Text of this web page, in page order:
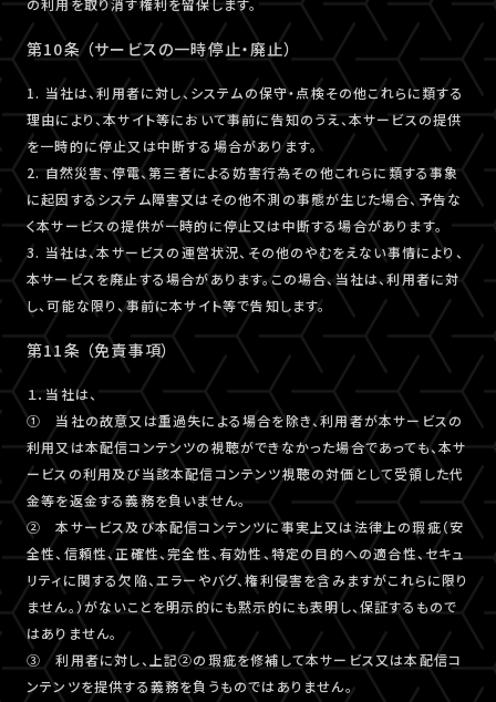
の利用を取り消す権利を留保します。
第10条 （サービスの一時停止・廃止）
1. 当社は、利用者に対し、システムの保守・点検その他これらに類する
理由により、本サイト等において事前に告知のうえ、本サービスの提供
を一時的に停止又は中断する場合があります。
2. 自然災害、停電、第三者による妨害行為その他これらに類する事象
に起因するシステム障害又はその他不測の事態が生じた場合、予告な
く本サービスの提供が一時的に停止又は中断する場合があります。
3. 当社は、本サービスの運営状況、その他のやむをえない事情により、
本サービスを廃止する場合があります。この場合、当社は、利用者に対
し、可能な限り、事前に本サイト等で告知します。
第11条 （免責事項）
１．当社は、
① 当社の故意又は重過失による場合を除き、利用者が本サービスの
利用又は本配信コンテンツの視聴ができなかった場合であっても、本サ
ービスの利用及び当該本配信コンテンツ視聴の対価として受領した代
金等を返金する義務を負いません。
② 本サービス及び本配信コンテンツに事実上又は法律上の瑕疵（安
全性、信頼性、正確性、完全性、有効性、特定の目的への適合性、セキュ
リティに関する欠陥、エラーやバグ、権利侵害を含みますがこれらに限り
ません。）がないことを明示的にも黙示的にも表明し、保証するもので
はありません。
③ 利用者に対し、上記②の瑕疵を修補して本サービス又は本配信コ
ンテンツを提供する義務を負うものではありません。